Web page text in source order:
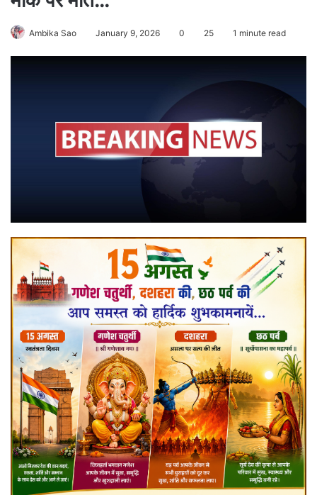
Ambika Sao January 9, 2026 0 25 1 minute read